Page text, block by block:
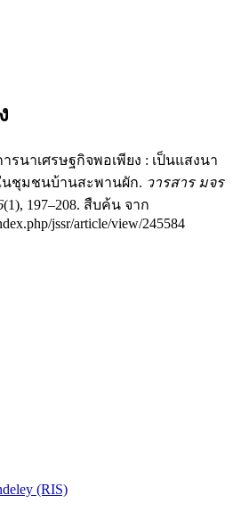
รนาเศรษฐกิจพอเพียง : เป็นแสงนา
ชุมชนบ้านสะพานผัก. วารสาร มจร
(1), 197–208. สืบค้น จาก
jssr/article/view/245584
(RIS)